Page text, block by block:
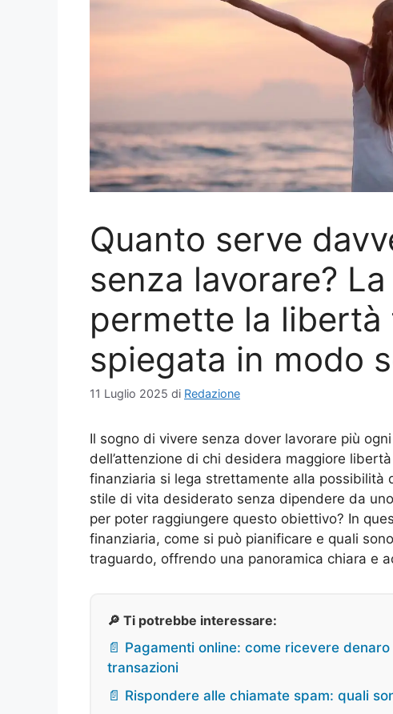
Quanto serve
senza lavorare?
permette la libertà
spiegata in modo
11 Luglio 2025 di Redazione
Il sogno di vivere senza dover lavorare più
dell’attenzione di chi desidera maggiore
finanziaria si lega strettamente alla possibilità
stile di vita desiderato senza dipendere da
per poter raggiungere questo obiettivo? In
finanziaria, come si può pianificare e quali
traguardo, offrendo una panoramica chiara e
🔎 Ti potrebbe interessare:
📄 Pagamenti online: come ricevere
transazioni
📄 Rispondere alle chiamate spam: quali